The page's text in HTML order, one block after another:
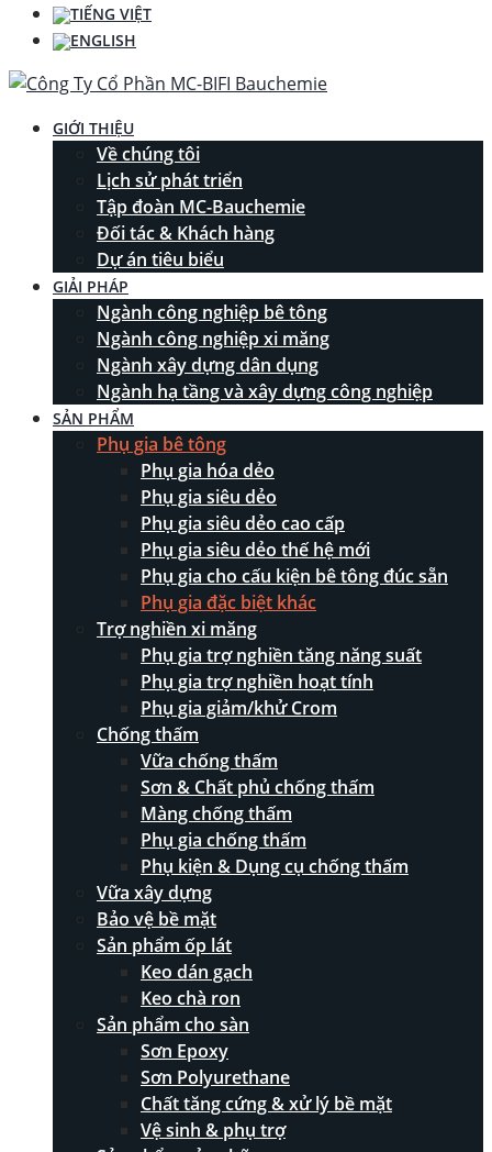
GIỚI THIỆU
Về chúng tôi
Lịch sử phát triển
Tập đoàn MC-Bauchemie
Đối tác & Khách hàng
Dự án tiêu biểu
GIẢI PHÁP
Ngành công nghiệp bê tông
Ngành công nghiệp xi măng
Ngành xây dựng dân dụng
Ngành hạ tầng và xây dựng công nghiệp
SẢN PHẨM
Phụ gia bê tông
Phụ gia hóa dẻo
Phụ gia siêu dẻo
Phụ gia siêu dẻo cao cấp
Phụ gia siêu dẻo thế hệ mới
Phụ gia cho cấu kiện bê tông đúc sẵn
Phụ gia đặc biệt khác
Trợ nghiền xi măng
Phụ gia trợ nghiền tăng năng suất
Phụ gia trợ nghiền hoạt tính
Phụ gia giảm/khử Crom
Chống thấm
Vữa chống thấm
Sơn & Chất phủ chống thấm
Màng chống thấm
Phụ gia chống thấm
Phụ kiện & Dụng cụ chống thấm
Vữa xây dựng
Bảo vệ bề mặt
Sản phẩm ốp lát
Keo dán gạch
Keo chà ron
Sản phẩm cho sàn
Sơn Epoxy
Sơn Polyurethane
Chất tăng cứng & xử lý bề mặt
Vệ sinh & phụ trợ